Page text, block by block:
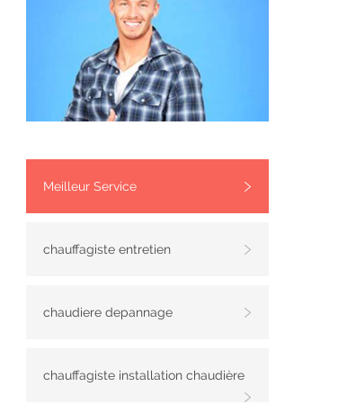
Meilleur Service
chauffagiste entretien
chaudiere depannage
chauffagiste installation chaudière